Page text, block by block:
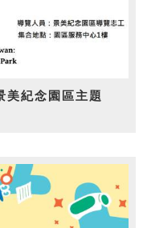
美紀念園區主題